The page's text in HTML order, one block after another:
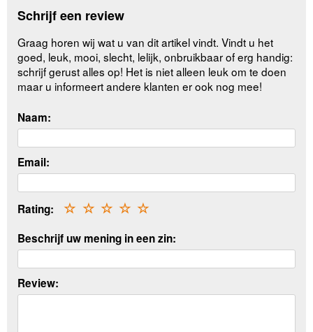
Schrijf een review
Graag horen wij wat u van dit artikel vindt. Vindt u het
goed, leuk, mooi, slecht, lelijk, onbruikbaar of erg handig:
schrijf gerust alles op! Het is niet alleen leuk om te doen
maar u informeert andere klanten er ook nog mee!
Naam:
Email:
Rating: ☆
☆
☆
☆
☆
Beschrijf uw mening in een zin:
Review: